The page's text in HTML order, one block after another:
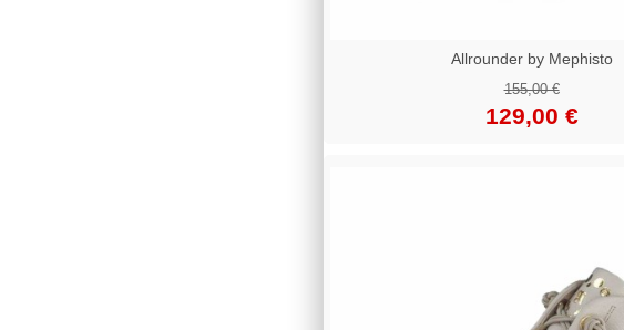
Allrounder by Mephisto
155,00 €
129,00 €